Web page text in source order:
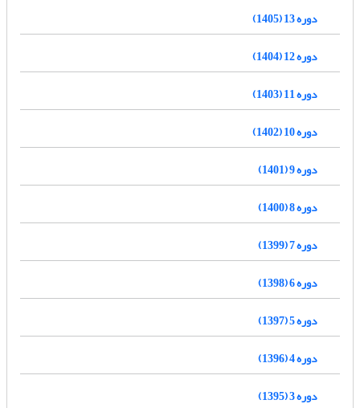
دوره 13 (1405)
دوره 12 (1404)
دوره 11 (1403)
دوره 10 (1402)
دوره 9 (1401)
دوره 8 (1400)
دوره 7 (1399)
دوره 6 (1398)
دوره 5 (1397)
دوره 4 (1396)
دوره 3 (1395)